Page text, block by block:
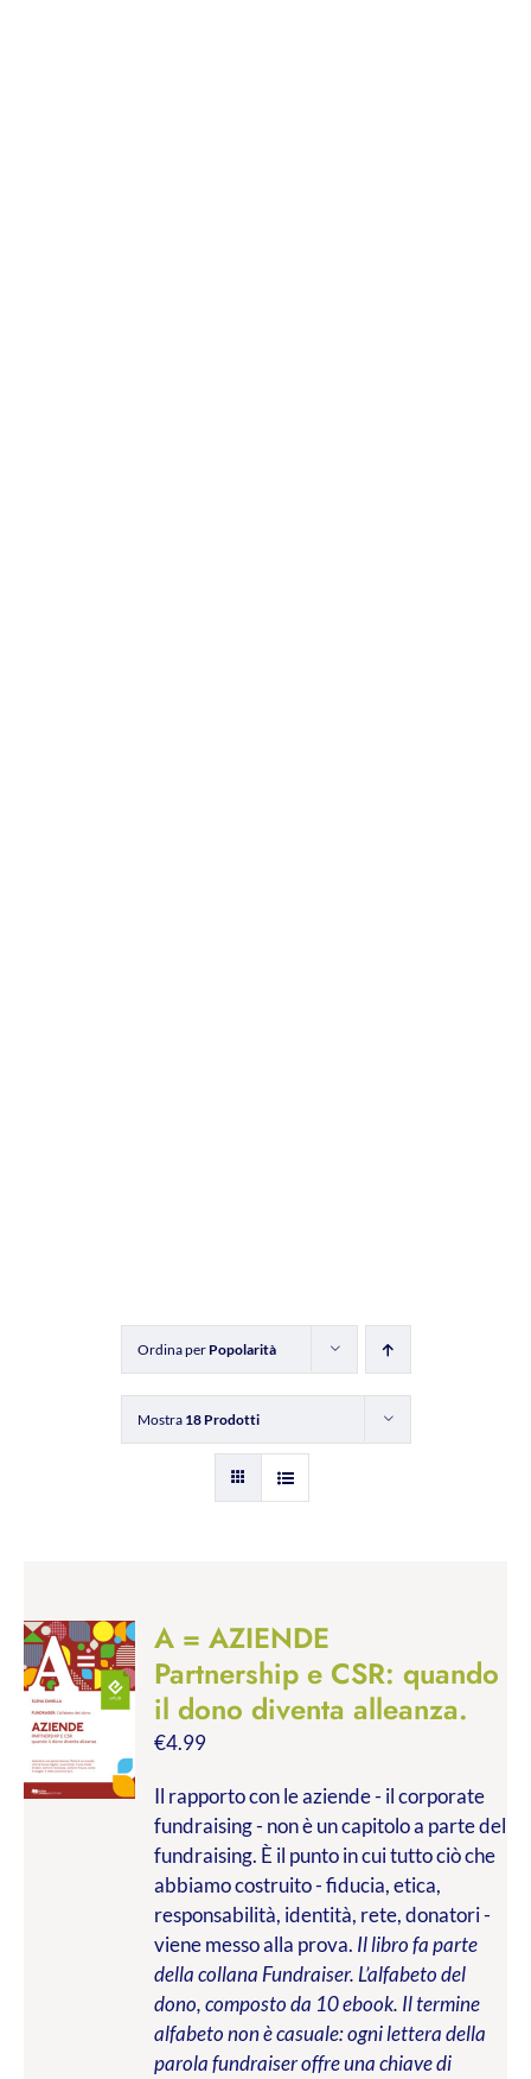
Ordina per Popolarità
Mostra 18 Prodotti
A = AZIENDE
Partnership e CSR: quando
il dono diventa alleanza.
€4.99
Il rapporto con le aziende - il corporate
fundraising - non è un capitolo a parte del
fundraising. È il punto in cui tutto ciò che
abbiamo costruito - fiducia, etica,
responsabilità, identità, rete, donatori -
viene messo alla prova. Il libro fa parte
della collana Fundraiser. L’alfabeto del
dono, composto da 10 ebook. Il termine
alfabeto non è casuale: ogni lettera della
parola fundraiser offre una chiave di